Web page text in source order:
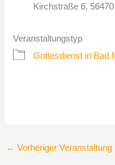
Kirchstraße 6,
Veranstaltungstyp
Gottesdienst in Bad
← Vorheriger Veranstaltung